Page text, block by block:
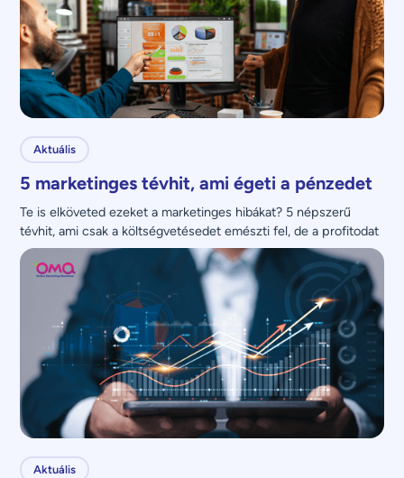
Aktuális
5 marketinges tévhit, ami égeti a pénzedet
Te is elköveted ezeket a marketinges hibákat? 5 népszerű
tévhit, ami csak a költségvetésedet emészti fel, de a profitodat
nem növeli.
Aktuális